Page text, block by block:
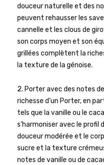
douceur naturelle et des
peuvent rehausser les
cannelle et les clous de
son corps moyen et son
grillées complètent la
la texture de la génoise.
2. Porter avec des notes
richesse d’un Porter, en
tels que la vanille ou le
s’harmoniser avec le profil
douceur modérée et le
sucre et la texture
notes de vanille ou de